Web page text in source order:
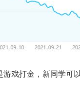
戏打金，新同学可